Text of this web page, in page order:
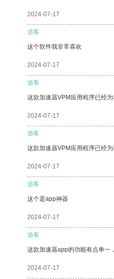
2024-07-17
游客
这个软件我非常喜欢
2024-07-17
游客
这款加速器VPM应用程序已经
2024-07-17
游客
这款加速器VPM应用程序已经
2024-07-17
游客
这个是app神器
2024-07-17
游客
这款加速器app的功能有点单一
2024-07-17